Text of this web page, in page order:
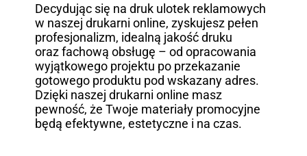
Decydując się na druk ulotek reklamowych
w naszej drukarni online, zyskujesz pełen
profesjonalizm, idealną jakość druku
oraz fachową obsługę – od opracowania
wyjątkowego projektu po przekazanie
gotowego produktu pod wskazany adres.
Dzięki naszej drukarni online masz
pewność, że Twoje materiały promocyjne
będą efektywne, estetyczne i na czas.